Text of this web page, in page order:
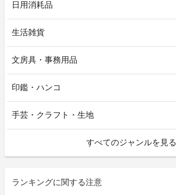
日用消耗品
生活雑貨
文房具・事務用品
印鑑・ハンコ
手芸・クラフト・生地
すべてのジャンルを見る
ランキングに関する注意